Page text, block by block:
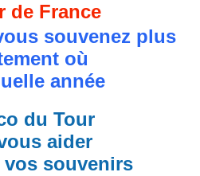
de France
souvenez plus
où
année
du Tour
aider
vos souvenirs